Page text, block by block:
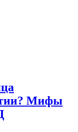
Мифы